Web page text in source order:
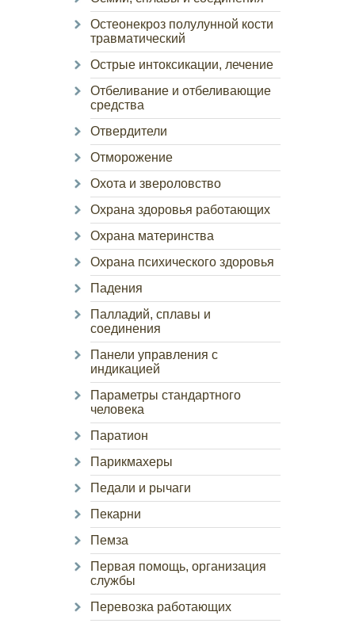
Остеонекроз полулунной кости
травматический
Острые интоксикации, лечение
Отбеливание и отбеливающие
средства
Отвердители
Отморожение
Охота и звероловство
Охрана здоровья работающих
Охрана материнства
Охрана психического здоровья
Падения
Палладий, сплавы и
соединения
Панели управления с
индикацией
Параметры стандартного
человека
Паратион
Парикмахеры
Педали и рычаги
Пекарни
Пемза
Первая помощь, организация
службы
Перевозка работающих